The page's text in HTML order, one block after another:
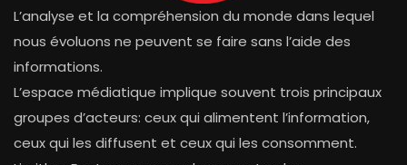
L’analyse et la compréhension du monde dans lequel
nous évoluons ne peuvent se faire sans l’aide des
informations.
L’espace médiatique implique souvent trois principaux
groupes d’acteurs: ceux qui alimentent l’information,
ceux qui les diffusent et ceux qui les consomment.